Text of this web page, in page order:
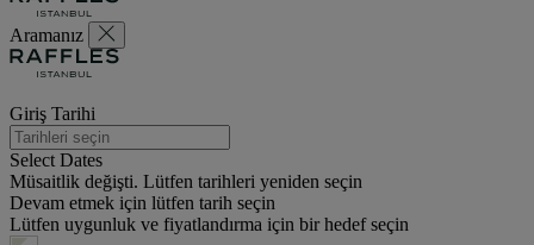
Aramanız
Giriş Tarihi
Select Dates
Müsaitlik değişti. Lütfen tarihleri yeniden seçin
Devam etmek için lütfen tarih seçin
Lütfen uygunluk ve fiyatlandırma için bir hedef seçin